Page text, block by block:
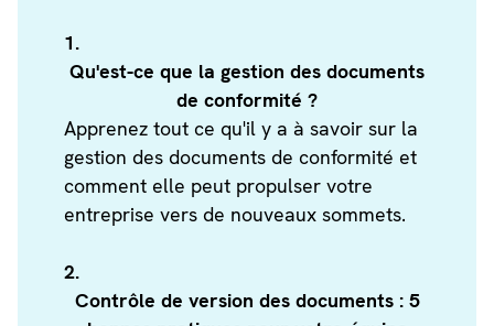
1.
Qu'est-ce que la gestion des documents
de conformité ?
Apprenez tout ce qu'il y a à savoir sur la
gestion des documents de conformité et
comment elle peut propulser votre
entreprise vers de nouveaux sommets.
2.
Contrôle de version des documents : 5